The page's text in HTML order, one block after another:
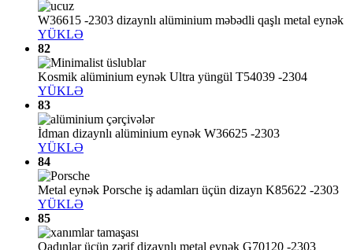
W36615 -2303 dizaynlı alüminium məbədli qaşlı metal eynək
YÜKLƏ
82
Kosmik alüminium eynək Ultra yüngül T54039 -2304
YÜKLƏ
83
İdman dizaynlı alüminium eynək W36625 -2303
YÜKLƏ
84
Metal eynək Porsche iş adamları üçün dizayn K85622 -2303
YÜKLƏ
85
Qadınlar üçün zərif dizaynlı metal eynək G70120 -2303